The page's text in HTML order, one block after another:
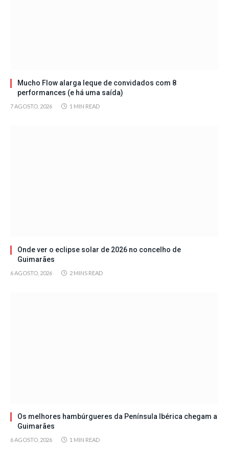
Mucho Flow alarga leque de convidados com 8
performances (e há uma saída)
7 AGOSTO, 2026 1 MIN READ
Onde ver o eclipse solar de 2026 no concelho de
Guimarães
6 AGOSTO, 2026 2 MINS READ
Os melhores hambúrgueres da Península Ibérica chegam a
Guimarães
6 AGOSTO, 2026 1 MIN READ